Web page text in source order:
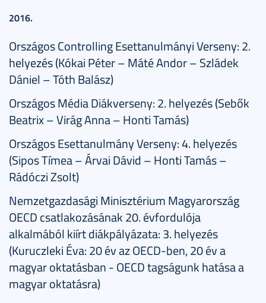
2016.
Országos Controlling Esettanulmányi Verseny: 2.
helyezés (Kókai Péter – Máté Andor – Szládek
Dániel – Tóth Balász)
Országos Média Diákverseny: 2. helyezés (Sebők
Beatrix – Virág Anna – Honti Tamás)
Országos Esettanulmány Verseny: 4. helyezés
(Sipos Tímea – Árvai Dávid – Honti Tamás –
Rádóczi Zsolt)
Nemzetgazdasági Minisztérium Magyarország
OECD csatlakozásának 20. évfordulója
alkalmából kiírt diákpályázata: 3. helyezés
(Kuruczleki Éva: 20 év az OECD-ben, 20 év a
magyar oktatásban - OECD tagságunk hatása a
magyar oktatásra)